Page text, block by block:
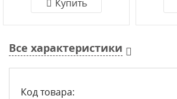
Купить
Все характеристики
Код товара: